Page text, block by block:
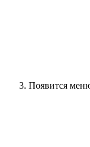
Появится